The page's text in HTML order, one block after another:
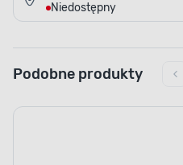
Niedostępny
Podobne produkty